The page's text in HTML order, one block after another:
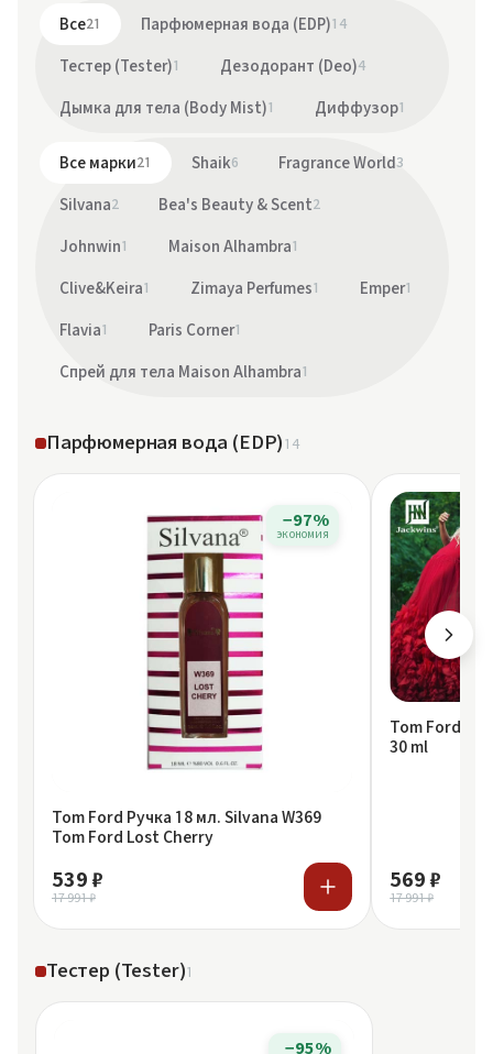
Все21 Парфюмерная вода (EDP)14
Тестер (Tester)1 Дезодорант (Deo)4
Дымка для тела (Body Mist)1 Диффузор1
Все марки21 Shaik6 Fragrance World 3
Silvana2 Bea's Beauty & Scent2
Johnwin1 Maison Alhambra1
Clive&Keira1 Zimaya Perfumes1 Emper1
Flavia1 Paris Corner1
Спрей для тела Maison Alhambra1
Парфюмерная вода (EDP)14
−97%
экономия
Tom Ford Ручка 18 мл. Silvana W369
Tom Ford Lost Cherry
539 ₽
17 991 ₽
Tom Ford
30 ml
569 ₽
17 991 ₽
Тестер (Tester)1
−95%